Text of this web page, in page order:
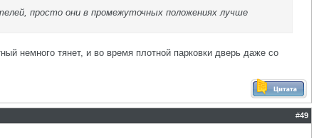
просто они в промежуточных положениях лучше
немного тянет, и во время плотной парковки дверь даже со
#49